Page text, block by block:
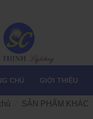
CHỦ GIỚI THIỆU
SẢN PHẨM KHÁC